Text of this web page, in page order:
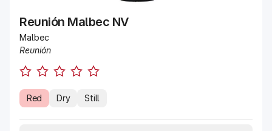
Reunión Malbec NV
Malbec
Reunión
Red Dry Still